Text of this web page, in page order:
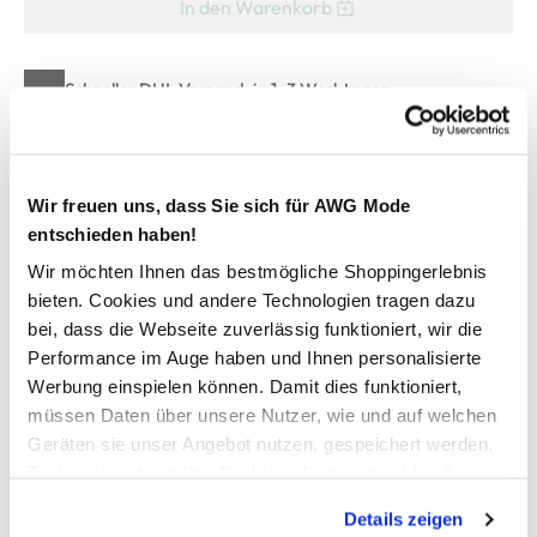
Wir freuen uns, dass Sie sich für AWG Mode
entschieden haben!
Wir möchten Ihnen das bestmögliche Shoppingerlebnis
bieten. Cookies und andere Technologien tragen dazu
bei, dass die Webseite zuverlässig funktioniert, wir die
Performance im Auge haben und Ihnen personalisierte
Werbung einspielen können. Damit dies funktioniert,
müssen Daten über unsere Nutzer, wie und auf welchen
Geräten sie unser Angebot nutzen, gespeichert werden.
werden, werden bei der Nutzung der Webseite auf jeden
Details zeigen
In den Warenkorb
Schneller DHL Versand: in 1–3 Werktagen
Kostenfreie Rücksendung innerhalb 14 Tage
Zur Wunschliste hinzufügen
Herren Sneaker Socken im 3er Pack
praktische Sneaker Socken von Mustang